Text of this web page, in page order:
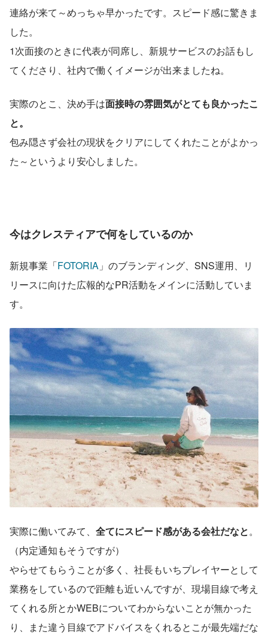
連絡が来て～めっちゃ早かったです。スピード感に驚きま
した。
1次面接のときに代表が同席し、新規サービスのお話もし
てくださり、社内で働くイメージが出来ましたね。
実際のとこ、決め手は面接時の雰囲気がとても良かったこ
と。
包み隠さず会社の現状をクリアにしてくれたことがよかっ
た～というより安心しました。
今はクレスティアで何をしているのか
新規事業「FOTORIA 」のブランディング、SNS運用、リ
リースに向けた広報的なPR活動をメインに活動していま
す。
実際に働いてみて、 全てにスピード感がある会社だなと。
（内定通知もそうですが）
やらせてもらうことが多く、社長もいちプレイヤーとして
業務をしているので距離も近いんですが、現場目線で考え
てくれる所とかWEBについてわからないことが無かった
り、また違う目線でアドバイスをくれるとこが最先端だな